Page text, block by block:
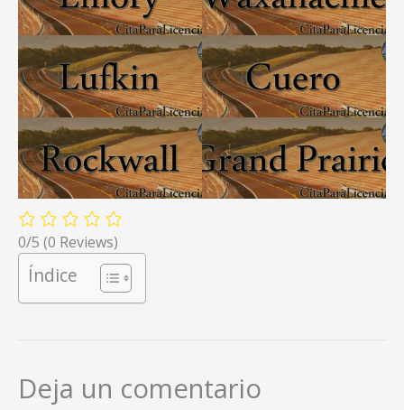
0/5 (0 Reviews)
Índice
Deja un comentario